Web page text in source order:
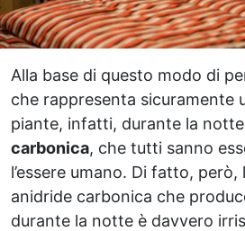
Alla base di questo modo di
che rappresenta sicuramente
piante, infatti, durante la
carbonica, che tutti sanno
l’essere umano. Di fatto,
anidride carbonica che
durante la notte è davvero